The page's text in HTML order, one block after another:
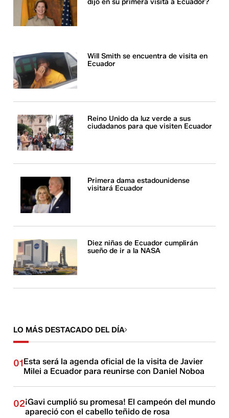
dijo en su primera visita a Ecuador?
Will Smith se encuentra de visita en
Ecuador
Reino Unido da luz verde a sus
ciudadanos para que visiten Ecuador
Primera dama estadounidense
visitará Ecuador
Diez niñas de Ecuador cumplirán
sueño de ir a la NASA
LO MÁS DESTACADO DEL DÍA
01Esta será la agenda oficial de la visita de Javier
Milei a Ecuador para reunirse con Daniel Noboa
02¡Gavi cumplió su promesa! El campeón del mundo
apareció con el cabello teñido de rosa